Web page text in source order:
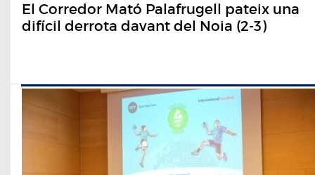
El Corredor Mató Palafrugell pateix una
difícil derrota davant del Noia (2-3)